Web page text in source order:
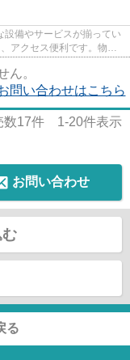
備やサービスが揃ってい
アクセス便利です。物件
ん。
問い合わせはこちら
数17件 1-20件表示
お問い合わせ
る